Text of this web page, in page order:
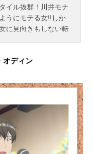
イル抜群！川井モナ
うにモテる女!!しか
に見向きもしない転
れて生きてきたの
時にはちょっぴりカ
モテ女子×禁欲男子の
大勃発――!!作品名黒
可愛いが通じない放
スケジュール2025年
2025年3月24日
京系列にて話数全12
オディン